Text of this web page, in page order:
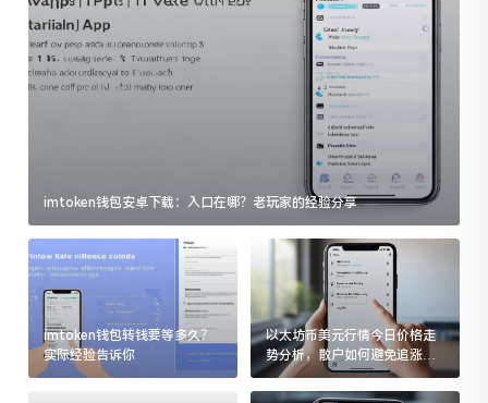
imtoken钱包安卓下载：入口在哪？老玩家的经验分享
imtoken钱包转钱要等多久？
实际经验告诉你
以太坊币美元行情今日价格走
势分析，散户如何避免追涨杀
跌被套牢